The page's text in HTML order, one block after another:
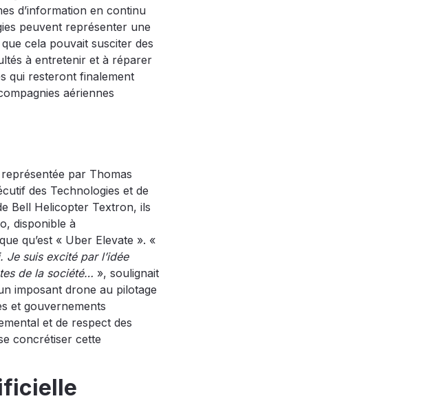
d’information en continu
peuvent représenter une
cela pouvait susciter des
à entretenir et à réparer
qui resteront finalement
aériennes
par Thomas
des Technologies et de
Bell Helicopter Textron, ils
disponible à
qu’est « Uber Elevate ». «
suis excité par l’idée
de la société… », soulignait
imposant drone au pilotage
et gouvernements
et de respect des
concrétiser cette